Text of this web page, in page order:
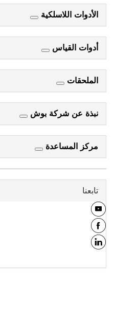
الأدوات اللاسلكية
أدوات القياس
الملحقات
نبذة عن شركة بوش
مركز المساعدة
تابعنا